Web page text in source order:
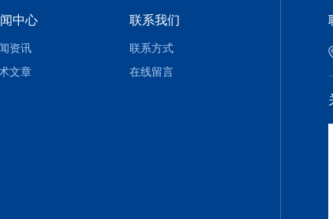
中心
资讯
文章
联系我们
联系方式
在线留言